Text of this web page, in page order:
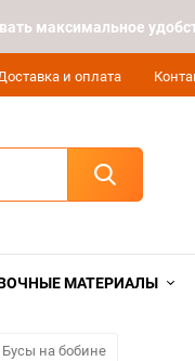
максимальное
и оплата
МАТЕРИАЛЫ
на бобине